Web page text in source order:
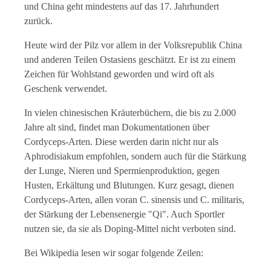
und China geht mindestens auf das 17. Jahrhundert
zurück.
Heute wird der Pilz vor allem in der Volksrepublik China
und anderen Teilen Ostasiens geschätzt. Er ist zu einem
Zeichen für Wohlstand geworden und wird oft als
Geschenk verwendet.
In vielen chinesischen Kräuterbüchern, die bis zu 2.000
Jahre alt sind, findet man Dokumentationen über
Cordyceps-Arten. Diese werden darin nicht nur als
Aphrodisiakum empfohlen, sondern auch für die Stärkung
der Lunge, Nieren und Spermienproduktion, gegen
Husten, Erkältung und Blutungen. Kurz gesagt, dienen
Cordyceps-Arten, allen voran C. sinensis und C. militaris,
der Stärkung der Lebensenergie "Qi". Auch Sportler
nutzen sie, da sie als Doping-Mittel nicht verboten sind.
Bei Wikipedia lesen wir sogar folgende Zeilen: